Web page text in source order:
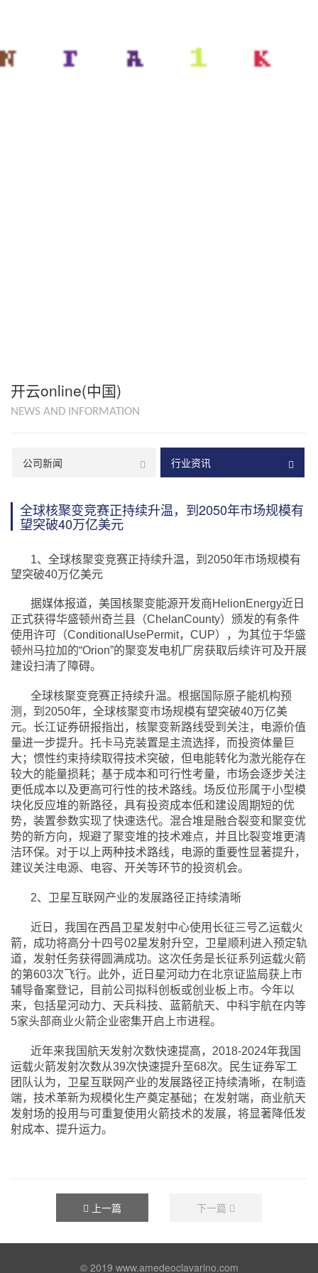
开云online(中国)
NEWS AND INFORMATION
公司新闻 行业资讯
全球核聚变竞赛正持续升温，到2050年市场规模有
望突破40万亿美元
1、全球核聚变竞赛正持续升温，到2050年市场规模有
望突破40万亿美元
据媒体报道，美国核聚变能源开发商HelionEnergy近日
正式获得华盛顿州奇兰县（ChelanCounty）颁发的有条件
使用许可（ConditionalUsePermit，CUP），为其位于华盛
顿州马拉加的“Orion”的聚变发电机厂房获取后续许可及开展
建设扫清了障碍。
全球核聚变竞赛正持续升温。根据国际原子能机构预
测，到2050年，全球核聚变市场规模有望突破40万亿美
元。长江证券研报指出，核聚变新路线受到关注，电源价值
量进一步提升。托卡马克装置是主流选择，而投资体量巨
大；惯性约束持续取得技术突破，但电能转化为激光能存在
较大的能量损耗；基于成本和可行性考量，市场会逐步关注
更低成本以及更高可行性的技术路线。场反位形属于小型模
块化反应堆的新路径，具有投资成本低和建设周期短的优
势，装置参数实现了快速迭代。混合堆是融合裂变和聚变优
势的新方向，规避了聚变堆的技术难点，并且比裂变堆更清
洁环保。对于以上两种技术路线，电源的重要性显著提升，
建议关注电源、电容、开关等环节的投资机会。
2、卫星互联网产业的发展路径正持续清晰
近日，我国在西昌卫星发射中心使用长征三号乙运载火
箭，成功将高分十四号02星发射升空，卫星顺利进入预定轨
道，发射任务获得圆满成功。这次任务是长征系列运载火箭
的第603次飞行。此外，近日星河动力在北京证监局获上市
辅导备案登记，目前公司拟科创板或创业板上市。今年以
来，包括星河动力、天兵科技、蓝箭航天、中科宇航在内等
5家头部商业火箭企业密集开启上市进程。
近年来我国航天发射次数快速提高，2018-2024年我国
运载火箭发射次数从39次快速提升至68次。民生证券军工
团队认为，卫星互联网产业的发展路径正持续清晰，在制造
端，技术革新为规模化生产奠定基础；在发射端，商业航天
发射场的投用与可重复使用火箭技术的发展，将显著降低发
射成本、提升运力。
上一篇 下一篇
© 2019 www.amedeoclavarino.com